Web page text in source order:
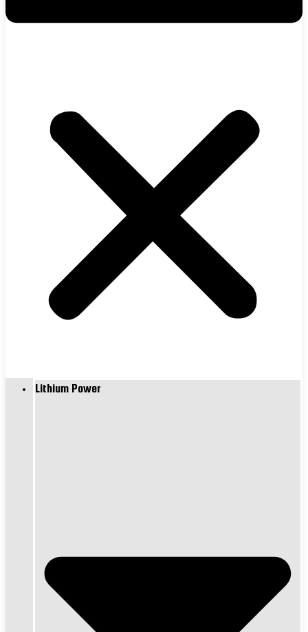
Lithium Power